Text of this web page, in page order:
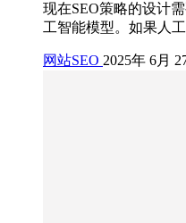
现在SEO策略的设计
工智能模型。如果人
网站SEO 2025年 6月